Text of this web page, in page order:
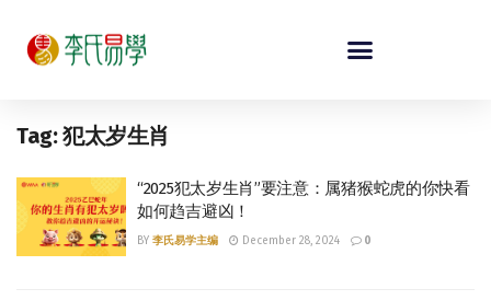
Tag:犯太岁生肖
“2025犯太岁生肖”要注意：属猪猴蛇虎的你快看
如何趋吉避凶！
BY 李氏易学主编 December 28, 2024 0